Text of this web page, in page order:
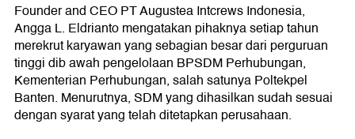
Founder and CEO PT Augustea Intcrews Indonesia,
Angga L. Eldrianto mengatakan pihaknya setiap tahun
merekrut karyawan yang sebagian besar dari perguruan
tinggi dib awah pengelolaan BPSDM Perhubungan,
Kementerian Perhubungan, salah satunya Poltekpel
Banten. Menurutnya, SDM yang dihasilkan sudah sesuai
dengan syarat yang telah ditetapkan perusahaan.